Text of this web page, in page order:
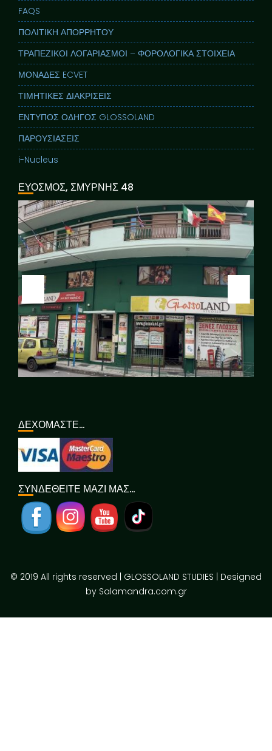
FAQS
ΠΟΛΙΤΙΚΗ ΑΠΟΡΡΗΤΟΥ
ΤΡΑΠΕΖΙΚΟΙ ΛΟΓΑΡΙΑΣΜΟΙ – ΦΟΡΟΛΟΓΙΚΑ ΣΤΟΙΧΕΙΑ
ΜΟΝΑΔΕΣ ECVET
ΤΙΜΗΤΙΚΕΣ ΔΙΑΚΡΙΣΕΙΣ
ΕΝΤΥΠΟΣ ΟΔΗΓΟΣ GLOSSOLAND
ΠΑΡΟΥΣΙΑΣΕΙΣ
i-Nucleus
ΕΥΟΣΜΟΣ, ΣΜΥΡΝΗΣ 48
ΔΕΧΟΜΑΣΤΕ…
ΣΥΝΔΕΘΕΙΤΕ ΜΑΖΙ ΜΑΣ…
© 2019 All rights reserved | GLOSSOLAND STUDIES | Designed
by Salamandra.com.gr